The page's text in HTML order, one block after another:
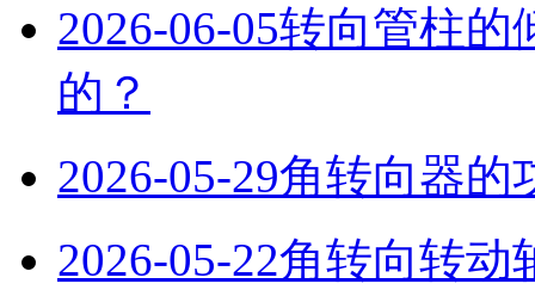
2026-06-05转向管柱的
的？
2026-05-29角转向器的
2026-05-22角转向转动